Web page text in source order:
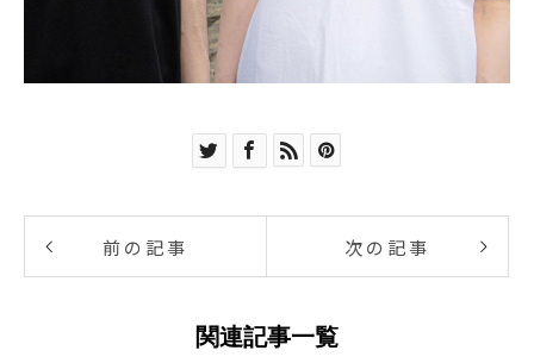
前の記事 次の記事
関連記事一覧